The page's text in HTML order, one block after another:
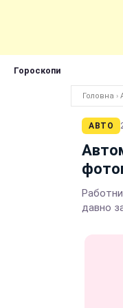
Гороскопи
Головна ›
АВТО
давно